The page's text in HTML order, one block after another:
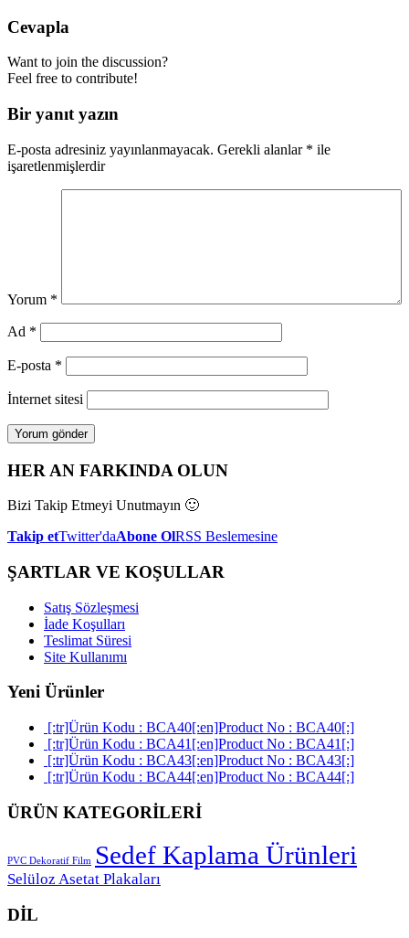
Cevapla
Want to join the discussion?
Feel free to contribute!
Bir yanıt yazın
E-posta adresiniz yayınlanmayacak. Gerekli alanlar * ile
işaretlenmişlerdir
Yorum *
Ad *
E-posta *
İnternet sitesi
HER AN FARKINDA OLUN
Bizi Takip Etmeyi Unutmayın 🙂
Takip etTwitter'daAbone OlRSS Beslemesine
ŞARTLAR VE KOŞULLAR
Satış Sözleşmesi
İade Koşulları
Teslimat Süresi
Site Kullanımı
Yeni Ürünler
[:tr]Ürün Kodu : BCA40[:en]Product No : BCA40[:]
[:tr]Ürün Kodu : BCA41[:en]Product No : BCA41[:]
[:tr]Ürün Kodu : BCA43[:en]Product No : BCA43[:]
[:tr]Ürün Kodu : BCA44[:en]Product No : BCA44[:]
ÜRÜN KATEGORİLERİ
PVC Dekoratif Film Sedef Kaplama Ürünleri
Selüloz Asetat Plakaları
DİL